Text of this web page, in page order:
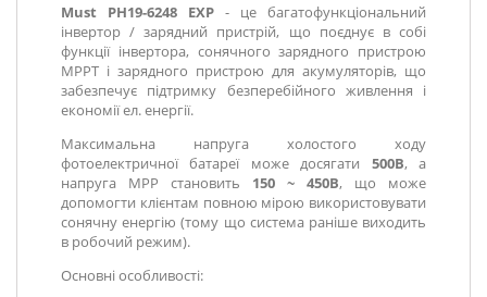
Must PH19-6248 EXP - це багатофункціональний
інвертор / зарядний пристрій, що поєднує в собі
функції інвертора, сонячного зарядного пристрою
MPPT і зарядного пристрою для акумуляторів, що
забезпечує підтримку безперебійного живлення і
економії ел. енергії.
Максимальна напруга холостого ходу
фотоелектричної батареї може досягати 500В, а
напруга MPP становить 150 ~ 450В, що може
допомогти клієнтам повною мірою використовувати
сонячну енергію (тому що система раніше виходить
в робочий режим).
Основні особливості: